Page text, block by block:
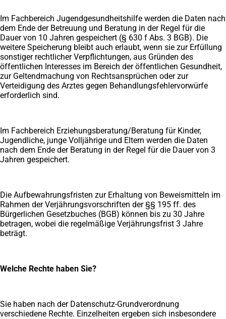
Im Fachbereich Jugendgesundheitshilfe werden die Daten nach
dem Ende der Betreuung und Beratung in der Regel für die
Dauer von 10 Jahren gespeichert (§ 630 f Abs. 3 BGB). Die
weitere Speicherung bleibt auch erlaubt, wenn sie zur Erfüllung
sonstiger rechtlicher Verpflichtungen, aus Gründen des
öffentlichen Interesses im Bereich der öffentlichen Gesundheit,
zur Geltendmachung von Rechtsansprüchen oder zur
Verteidigung des Arztes gegen Behandlungsfehlervorwürfe
erforderlich sind.
Im Fachbereich Erziehungsberatung/Beratung für Kinder,
Jugendliche, junge Volljährige und Eltern werden die Daten
nach dem Ende der Beratung in der Regel für die Dauer von 3
Jahren gespeichert.
Die Aufbewahrungsfristen zur Erhaltung von Beweismitteln im
Rahmen der Verjährungsvorschriften der §§ 195 ff. des
Bürgerlichen Gesetzbuches (BGB) können bis zu 30 Jahre
betragen, wobei die regelmäßige Verjährungsfrist 3 Jahre
beträgt.
Welche Rechte haben Sie?
Sie haben nach der Datenschutz-Grundverordnung
verschiedene Rechte. Einzelheiten ergeben sich insbesondere